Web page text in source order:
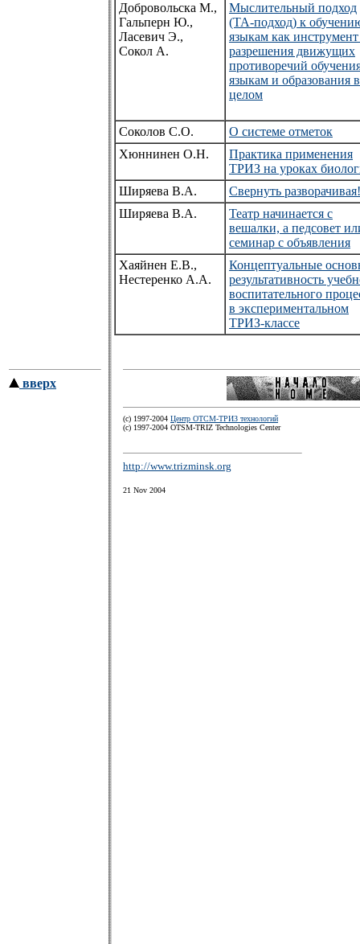
Добровольска М.,
Гальперн Ю.,
Ласевич Э.,
Сокол А.
Мыслительный подход
(ТА-подход) к
языкам как
разрешения движущих
противоречий
языкам и образования в
целом
Соколов С.О.
О системе отметок
Хюннинен О.Н.
Практика применения
ТРИЗ на уроках
Ширяева В.А.
Свернуть разворачивая!
Ширяева В.А.
Театр начинается с
вешалки, а педсовет
семинар с объявления
Хаяйнен Е.В.,
Нестеренко А.А.
Концептуальные
результативность
воспитательного
в экспериментальном
ТРИЗ-классе
вверх
(c) 1997-2004 Центр ОТСМ-ТРИЗ технологий
(с) 1997-2004 OTSM-TRIZ Technologies Center
http://www.trizminsk.org
21 Nov 2004